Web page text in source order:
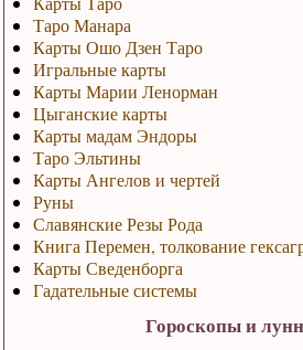
Таро Манара
Карты Ошо Дзен Таро
Игральные карты
Карты Марии Ленорман
Цыганские карты
Карты мадам Эндоры
Таро Эльтины
Карты Ангелов и чертей
Руны
Славянские Резы Рода
Книга Перемен, толкование
Карты Сведенборга
Гадательные системы
Гороскопы и